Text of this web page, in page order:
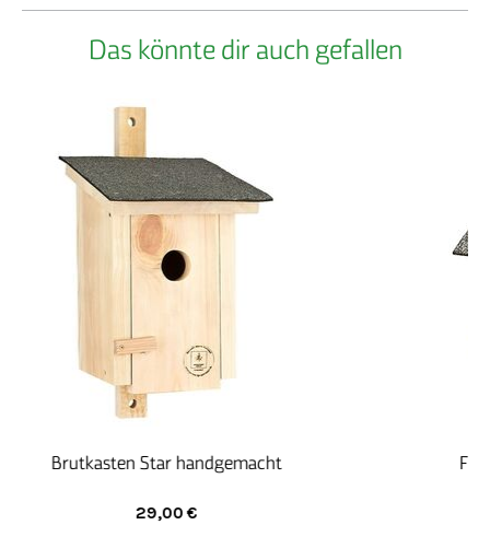
Das könnte dir auch gefallen
Futterhaus für Vögel groß handgemacht